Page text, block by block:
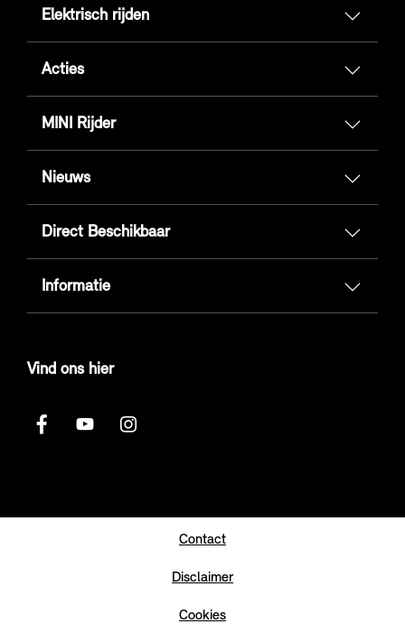
Elektrisch rijden
Acties
MINI Rijder
Nieuws
Direct Beschikbaar
Informatie
Vind ons hier
Contact
Disclaimer
Cookies